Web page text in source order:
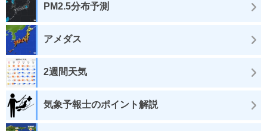
PM2.5分布予測
アメダス
2週間天気
気象予報士のポイント解説